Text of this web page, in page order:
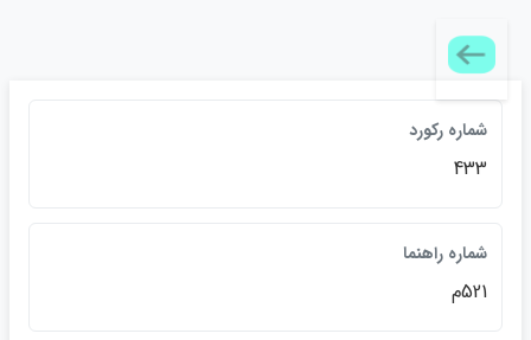
شماره رکورد
433
شماره راهنما
521م